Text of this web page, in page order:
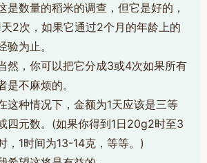
是数量的稻米的调查，但它是好的，
天2次，如果它通过2个月的年龄上的
验为止。
然，你可以把它分成3或4次如果所有
是不麻烦的。
这种情况下，金额为1天应该是三等
四元数。(如果你得到1日20g2时至3
，1时间为13-14克，等等。)